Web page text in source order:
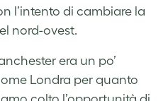
l’intento di cambiare la
nord-ovest.
era un po’
Londra per quanto